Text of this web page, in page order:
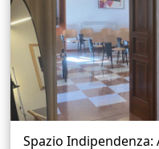
Spazio Indipendenza: